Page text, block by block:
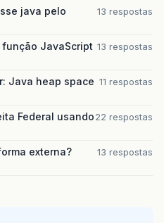
java pelo
13 respostas
função JavaScript 13 respostas
Java heap space 11 respostas
Federal usando22 respostas
externa?
13 respostas